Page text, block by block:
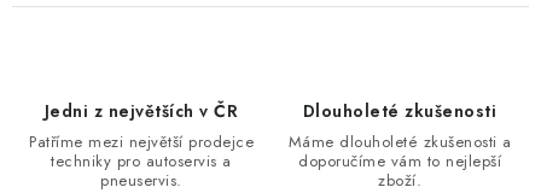
Jedni z největších v ČR
Patříme mezi největší prodejce
techniky pro autoservis a
pneuservis.
Dlouholeté zkušenosti
Máme dlouholeté zkušenosti a
doporučíme vám to nejlepší
zboží.